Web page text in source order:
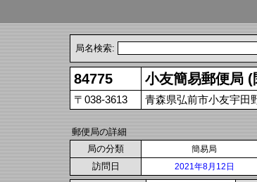
局名検索:
84775 小友簡易郵便局 (
〒038-3613 青森県弘前市小友宇田
郵便局の詳細
局の分類
簡易局
訪問日 2021年8月12日